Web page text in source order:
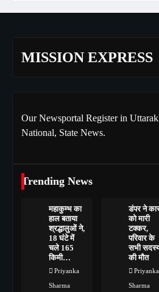
MISSION EXPRESS
Our Newsportal Register in
National, State News.
Trending News
महाकुम्भ का
हाल बताया
श्रद्धालुओं ने,
18 घंटे में
चले 165
किमी…
Priyanka
Sharma
डंपर ने
को मारी
टक्कर,
परिवार के
सभी
की मौत
Priyanka
Sharma